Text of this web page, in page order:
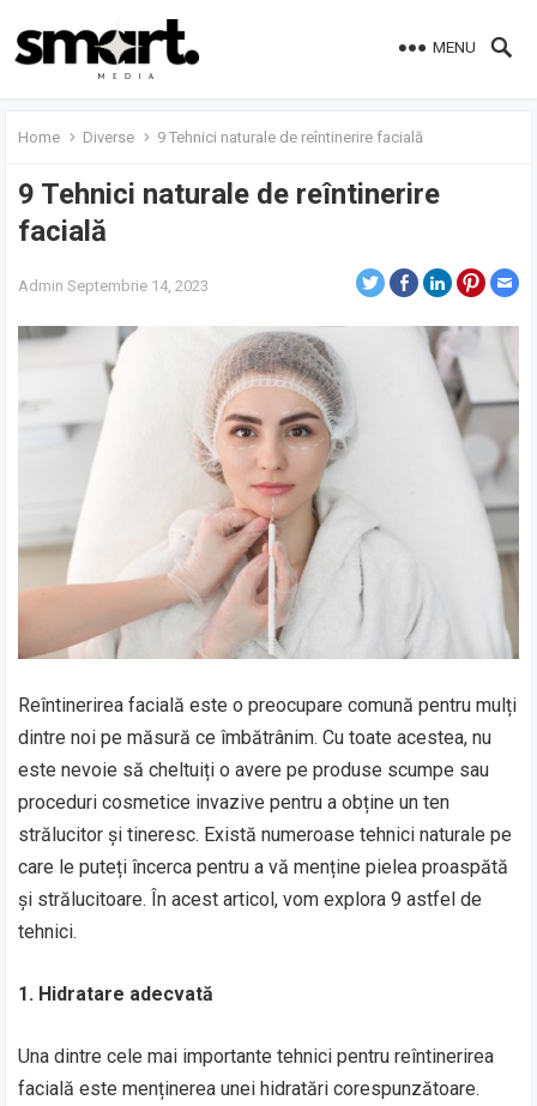
MENU
Home Diverse 9 Tehnici naturale de reîntinerire facială
9 Tehnici naturale de reîntinerire
facială
Admin Septembrie 14, 2023
Reîntinerirea facială este o preocupare comună pentru mulți
dintre noi pe măsură ce îmbătrânim. Cu toate acestea, nu
este nevoie să cheltuiți o avere pe produse scumpe sau
proceduri cosmetice invazive pentru a obține un ten
strălucitor și tineresc. Există numeroase tehnici naturale pe
care le puteți încerca pentru a vă menține pielea proaspătă
și strălucitoare. În acest articol, vom explora 9 astfel de
tehnici.
1. Hidratare adecvată
Una dintre cele mai importante tehnici pentru reîntinerirea
facială este menținerea unei hidratări corespunzătoare.